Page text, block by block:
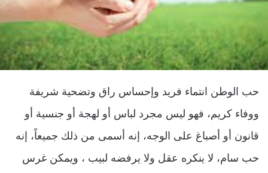
حب الوطن انتماء فريد وإحساس راق وتضحية شريفة
ووفاء كريم، فهو ليس مجرد لباس أو لهجة أو جنسية أو
قانون أو أصباغ على الوجه، إنه أسمى من ذلك جميعاً، إنه
حب سام، لا ينكره عقل ولا يرفضه لبيب ، ويمكن غرس